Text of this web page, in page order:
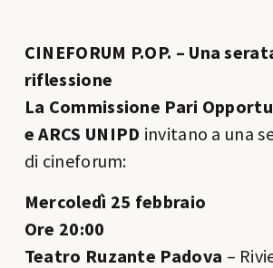
CINEFORUM P.OP. – Una
riflessione
La Commissione Pari
e ARCS UNIPD invitano a una
di cineforum:
Mercoledì 25 febbraio
Ore 20:00
Teatro Ruzante Padova –